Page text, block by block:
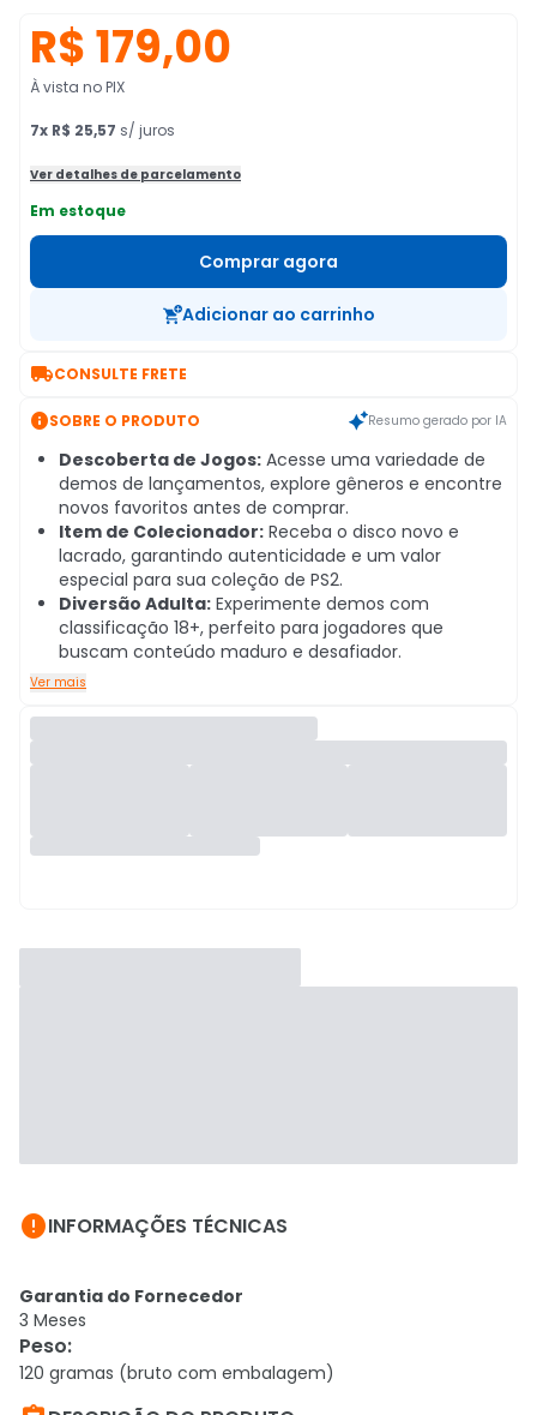
R$ 179,00
À vista no PIX
7x R$ 25,57 s/ juros
Ver detalhes de parcelamento
Em estoque
Comprar agora
Adicionar ao carrinho
CONSULTE FRETE
SOBRE O PRODUTO Resumo gerado por IA
Descoberta de Jogos: Acesse uma variedade de
demos de lançamentos, explore gêneros e encontre
novos favoritos antes de comprar.
Item de Colecionador: Receba o disco novo e
lacrado, garantindo autenticidade e um valor
especial para sua coleção de PS2.
Diversão Adulta: Experimente demos com
classificação 18+, perfeito para jogadores que
buscam conteúdo maduro e desafiador.
Ver mais
INFORMAÇÕES TÉCNICAS
Garantia do Fornecedor
3 Meses
Peso:
120 gramas (bruto com embalagem)